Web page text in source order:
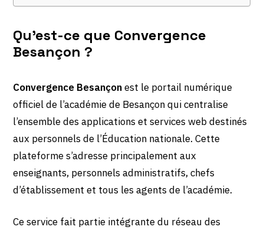
Qu’est-ce que Convergence
Besançon ?
Convergence Besançonest le portail numérique
officiel de l’académie de Besançon qui centralise
l’ensemble des applications et services web destinés
aux personnels de l’Éducation nationale. Cette
plateforme s’adresse principalement aux
enseignants, personnels administratifs, chefs
d’établissement et tous les agents de l’académie.
Ce service fait partie intégrante du réseau des